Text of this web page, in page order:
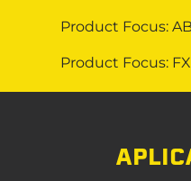
Product Focus:
Product Focus: